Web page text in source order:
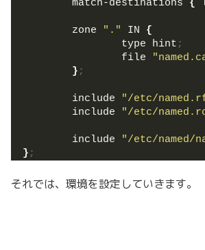
        match-destinations
{
        zone
"." IN {
                type hint
;
                file
} ;
        include
"/etc/
        include
"/etc/
        include
"/etc/named/
} ;
それでは、環境を設定していきます。